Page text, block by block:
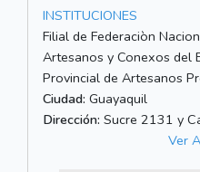
INSTITUCIONES
Filial de Federaciòn
Artesanos y Conexos del
Provincial de Artesanos
Ciudad: Guayaquil
Dirección: Sucre 2131 y
Ver